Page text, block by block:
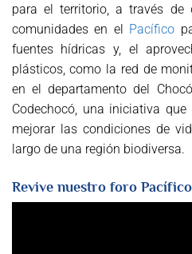
para el territorio, a través de
comunidades en el Pacífico
fuentes hídricas y, el
plásticos, como la red de
en el departamento del
Codechocó, una iniciativa
mejorar las condiciones de
largo de una región biodiversa.
Revive nuestro foro